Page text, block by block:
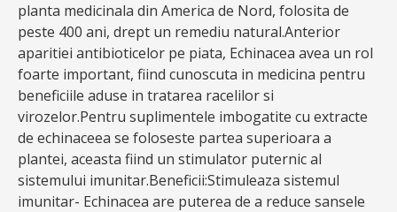
planta medicinala din America de Nord, folosita de
peste 400 ani, drept un remediu natural.Anterior
aparitiei antibioticelor pe piata, Echinacea avea un rol
foarte important, fiind cunoscuta in medicina pentru
beneficiile aduse in tratarea racelilor si
virozelor.Pentru suplimentele imbogatite cu extracte
de echinaceea se foloseste partea superioara a
plantei, aceasta fiind un stimulator puternic al
sistemului imunitar.Beneficii:Stimuleaza sistemul
imunitar- Echinacea are puterea de a reduce sansele